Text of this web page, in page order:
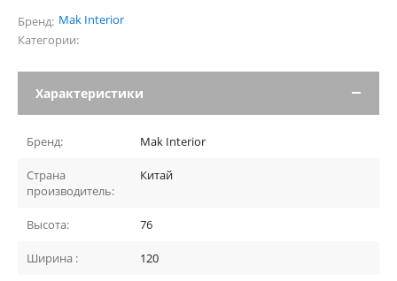
Бренд: Mak Interior
Категории:
Характеристики
Бренд: Mak Interior
Страна
производитель:
Китай
Высота: 76
Ширина : 120